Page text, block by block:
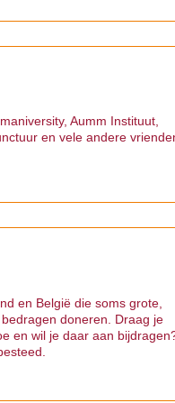
Aumm Instituut,
en vele andere
en België die soms grote,
doneren. Draag je
en wil je daar aan